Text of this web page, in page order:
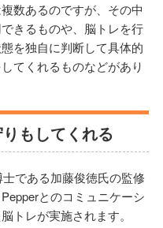
数あるのですが、その中
きるものや、脳トレを行
を独自に判断して具体的
てくれるものなどがあり
もしてくれる
士である加藤俊徳氏の監修
とのコミュニケーシ
トレが実施されます。